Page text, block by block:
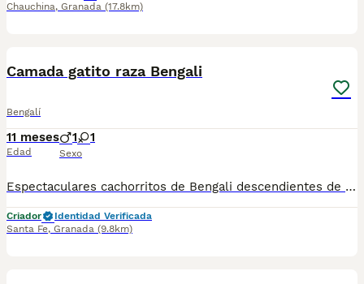
Chauchina, Granada (17.8km)
Camada gatito raza Bengali
Bengalí
11 meses
Edad
1 1
Sexo
Espectaculares cachorritos de Bengali descendientes de las mejores líneas de sangre. Las camadas están bajo supervisión veterinaria desde su nacimiento hasta que son entregadas a su nueva familia. Criados por un equipo de profesionales y mejores personas que, con años de experiencia a sus espaldas, cuidan a los animales por vocación, aplicando una cría ética y responsable para que cada cachorro se desarrolle con la mejor salud y con un buen temperamento. Todos los cachorritos se entregan con unos dos meses y medio de edad y sus vacunas correspondientes, desparasitados interna y externamente, con certificado de salud, y garantía tanto por enfermedad vírica como congénito genética. Posibilidad de entregar en toda España mediante transporte propio habilitado para perros y con chofer privado. Los precios pueden variar según las características y morfología de cada cachorro. Puedes contactar en el 696 09 34 48
Criador
Identidad Verificada
Santa Fe, Granada (9.8km)